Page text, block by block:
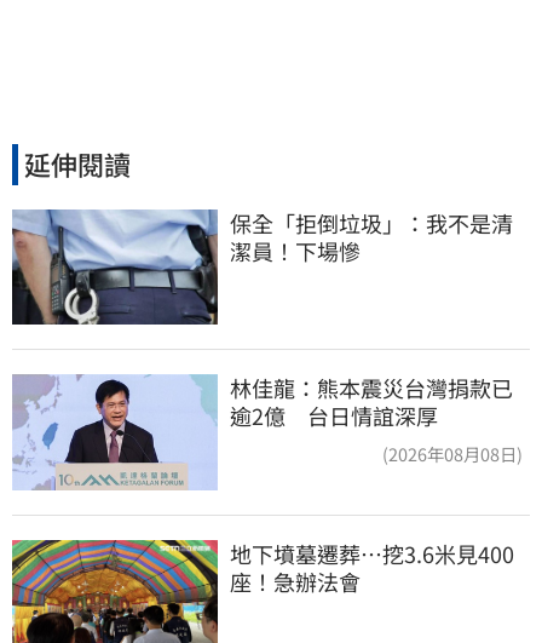
延伸閱讀
保全「拒倒垃圾」：我不是清
潔員！下場慘
林佳龍：熊本震災台灣捐款已
逾2億 台日情誼深厚
(2026年08月08日)
地下墳墓遷葬…挖3.6米見400
座！急辦法會